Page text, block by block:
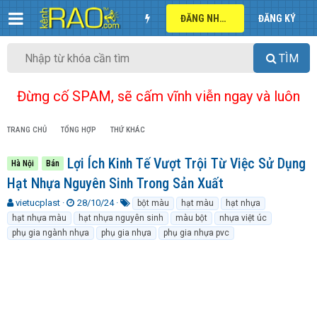
ĐĂNG NHẬP ĐĂNG KÝ
TÌM
Đừng cố SPAM, sẽ cấm vĩnh viễn ngay và luôn
TRANG CHỦ TỔNG HỢP THỨ KHÁC
Hà Nội Bán
Lợi Ích Kinh Tế Vượt Trội Từ Việc Sử Dụng
Hạt Nhựa Nguyên Sinh Trong Sản Xuất
T
h
r
e
vietucplast
N
g
à
y
28/10/24
ừ
k
h
bột màu hạt màu
hạt nhựa
hạt nhựa màu
hạt nhựa nguyên sinh màu bột
nhựa việt úc
phụ gia ngành nhựa
phụ gia nhựa phụ gia nhựa pvc